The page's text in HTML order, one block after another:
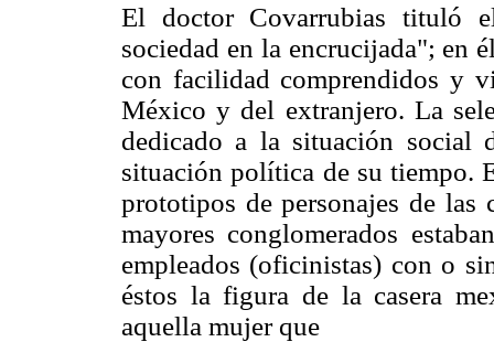
El doctor Covarrubias tituló
sociedad en la encrucijada"; en
con facilidad comprendidos y
México y del extranjero. La
dedicado a la situación
situación política de su tiempo.
prototipos de personajes de
mayores conglomerados
empleados (oficinistas) con o
éstos la figura de la casera
aquella mujer que